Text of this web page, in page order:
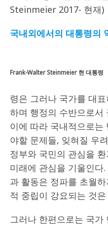
Steinmeier 2017- 현재)
국내외에서의 대통령의
Frank-Walter Steinmeier 현 대통령
령은 그러나 국가를 대
하며 행정의 수반으로서
이에 따라 국내적으로는
야할 문제들, 잊혀질 우
정부와 국민의 관심을
미래에 관심을 기울인다
과 활동은 정파를 초월
적 중립이 강요되는 것
그러나 한편으로는 국